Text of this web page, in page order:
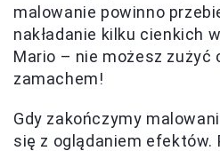
malowanie powinno
nakładanie kilku cienkich
Mario – nie możesz zużyć
zamachem!
Gdy zakończymy
się z oglądaniem efektów.